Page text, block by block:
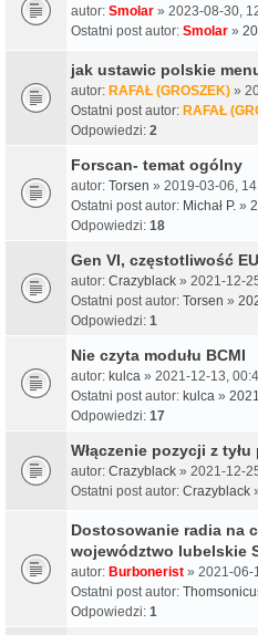
autor: Smolar » 2023-08-30,
Ostatni post autor: Smolar »
jak ustawic polskie
autor: RAFAŁ (GROSZEK) »
Ostatni post autor: RAFAŁ
Odpowiedzi: 2
Forscan- temat ogólny
autor: Torsen » 2019-03-06,
Ostatni post autor: Michał P. »
Odpowiedzi: 18
Gen VI, częstotliwość
autor: Crazyblack » 2021-12-
Ostatni post autor: Torsen »
Odpowiedzi: 1
Nie czyta modułu BCMI
autor: kulca » 2021-12-13,
Ostatni post autor: kulca »
Odpowiedzi: 17
Włączenie pozycji z
autor: Crazyblack » 2021-12-
Ostatni post autor: Crazyblack
Dostosowanie radia na
województwo lubelskie
autor: Burbonerist » 2021-06-
Ostatni post autor:
Odpowiedzi: 1